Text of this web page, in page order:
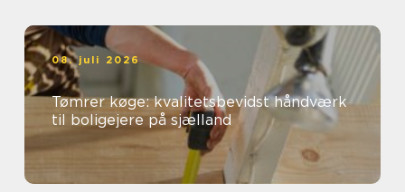
08. juli 2026
Tømrer køge: kvalitetsbevidst håndværk
til boligejere på sjælland